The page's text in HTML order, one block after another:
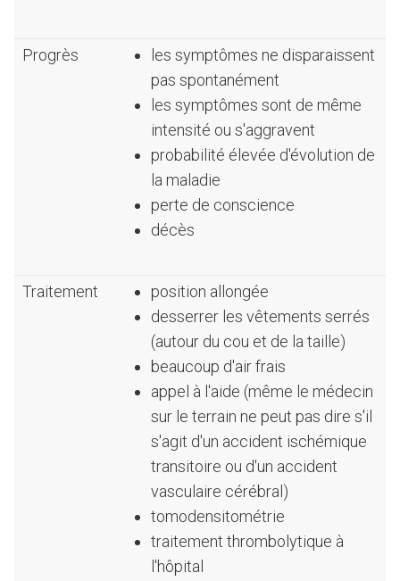
Progrès
les symptômes ne disparaissent
pas spontanément
les symptômes sont de même
intensité ou s'aggravent
probabilité élevée d'évolution de
la maladie
perte de conscience
décès
Traitement
position allongée
desserrer les vêtements serrés
(autour du cou et de la taille)
beaucoup d'air frais
appel à l'aide (même le médecin
sur le terrain ne peut pas dire s'il
s'agit d'un accident ischémique
transitoire ou d'un accident
vasculaire cérébral)
tomodensitométrie
traitement thrombolytique à
l'hôpital